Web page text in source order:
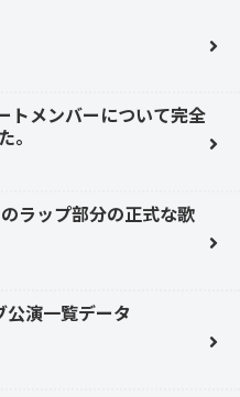
トメンバーについて完全
。
ラップ部分の正式な歌
演一覧データ